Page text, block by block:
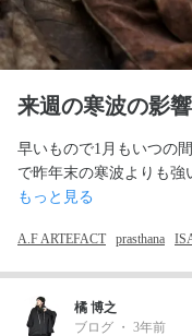
来週の寒波の影響
早いもので1月もいつの
もっと見る
A.F ARTEFACT prasthana
橘 博之
ブログ ・ 3年前